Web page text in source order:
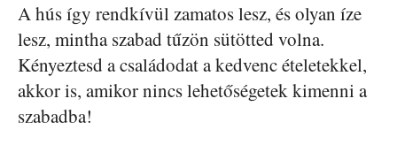
A hús így rendkívül zamatos lesz, és olyan íze
lesz, mintha szabad tűzön sütötted volna.
Kényeztesd a családodat a kedvenc ételetekkel,
akkor is, amikor nincs lehetőségetek kimenni a
szabadba!